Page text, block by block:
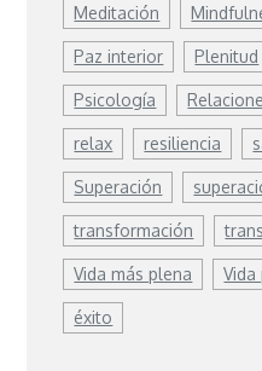
Meditación
Paz interior Plenitud
Psicología
relax resiliencia
Superación
transformación
Vida más plena Vida
éxito